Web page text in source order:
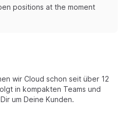
positions at the moment
wir Cloud schon seit über 12
in kompakten Teams und
um Deine Kunden.